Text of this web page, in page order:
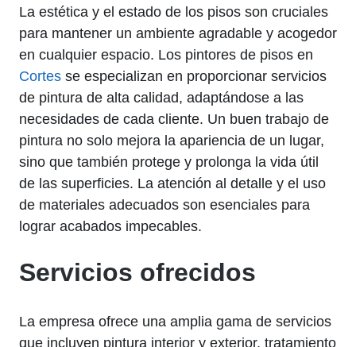
La estética y el estado de los pisos son cruciales
para mantener un ambiente agradable y acogedor
en cualquier espacio. Los pintores de pisos en
Cortes se especializan en proporcionar servicios
de pintura de alta calidad, adaptándose a las
necesidades de cada cliente. Un buen trabajo de
pintura no solo mejora la apariencia de un lugar,
sino que también protege y prolonga la vida útil
de las superficies. La atención al detalle y el uso
de materiales adecuados son esenciales para
lograr acabados impecables.
Servicios ofrecidos
La empresa ofrece una amplia gama de servicios
que incluyen pintura interior y exterior, tratamiento